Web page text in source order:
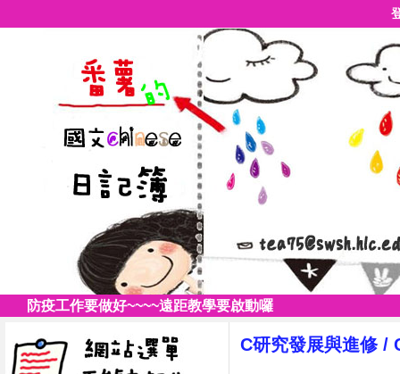
防疫工作要做好~~~~遠距教學要啟動囉
C研究發展與進修/